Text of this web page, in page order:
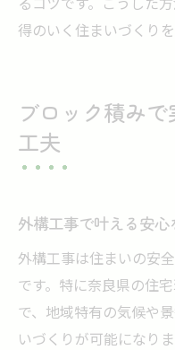
得のいく住まいづくり
ブロック積み
工夫
外構工事で叶える安心
外構工事は住まいの安
です。特に奈良県の住
で、地域特有の気候や
いづくりが可能になり